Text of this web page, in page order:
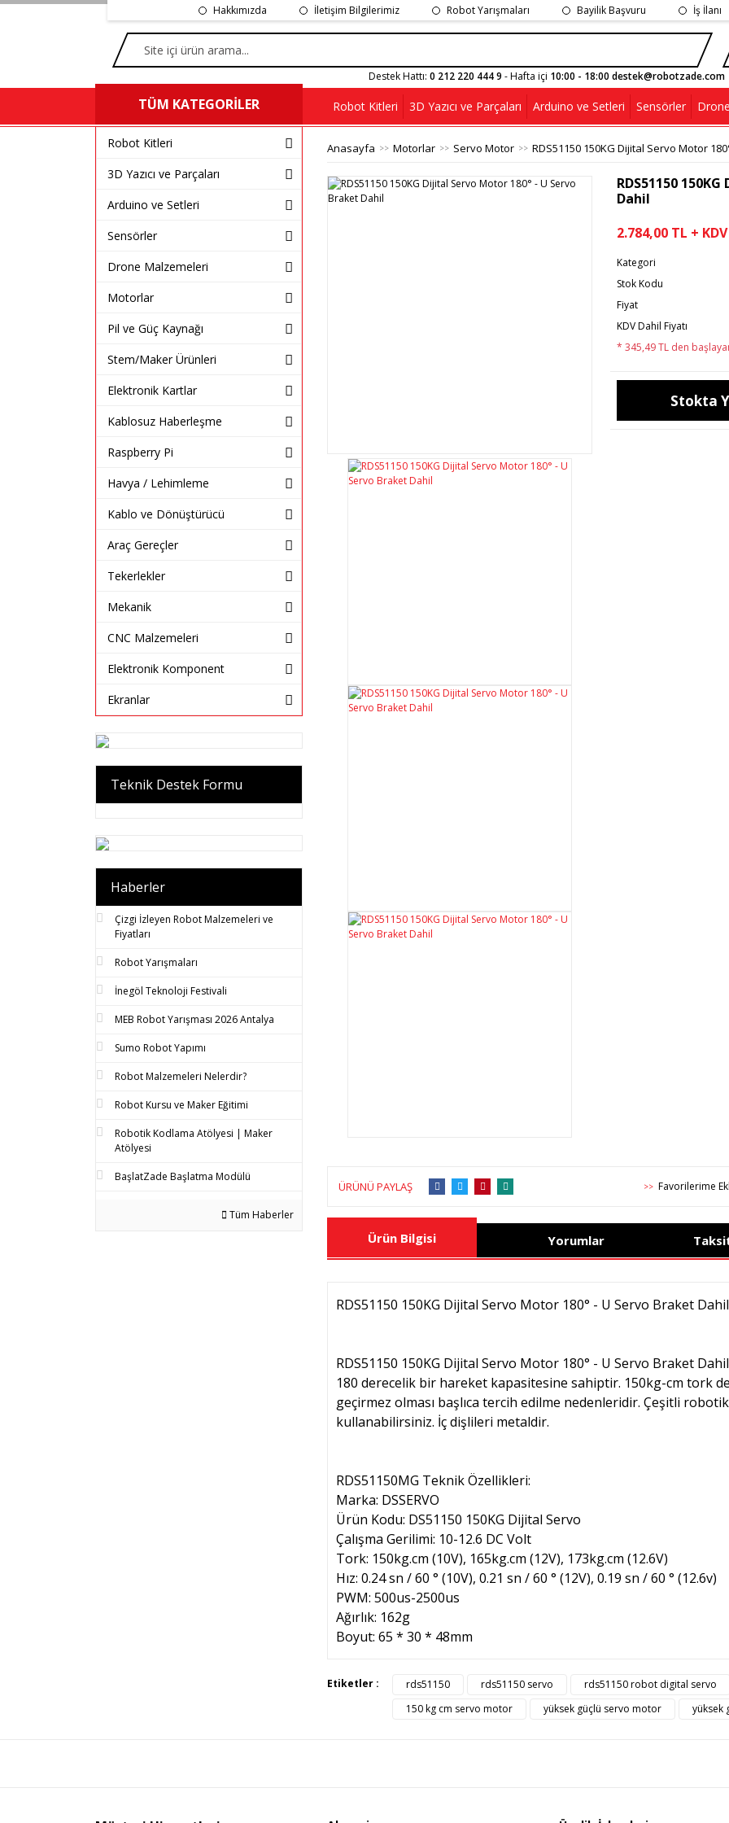
Hakkımızda İletişim Bilgilerimiz Robot Yarışmaları Bayilik Başvuru İş İlanı
Destek Hattı: 0 212 220 444 9 - Hafta içi 10:00 - 18:00 destek@robotzade.com
TÜM KATEGORİLER Robot Kitleri 3D Yazıcı ve Parçaları Arduino ve Setleri Sensörler
Robot Kitleri
3D Yazıcı ve Parçaları
Arduino ve Setleri
Sensörler
Drone Malzemeleri
Motorlar
Pil ve Güç Kaynağı
Stem/Maker Ürünleri
Elektronik Kartlar
Kablosuz Haberleşme
Raspberry Pi
Havya / Lehimleme
Kablo ve Dönüştürücü
Araç Gereçler
Tekerlekler
Mekanik
CNC Malzemeleri
Elektronik Komponent
Ekranlar
Teknik Destek Formu
Haberler
Çizgi İzleyen Robot Malzemeleri ve
Fiyatları
Robot Yarışmaları
İnegöl Teknoloji Festivali
MEB Robot Yarışması 2026 Antalya
Sumo Robot Yapımı
Robot Malzemeleri Nelerdir?
Robot Kursu ve Maker Eğitimi
Robotik Kodlama Atölyesi | Maker
Atölyesi
BaşlatZade Başlatma Modülü
Tüm Haberler
Anasayfa Motorlar Servo Motor RDS51150 150KG Dijital Servo Motor
RDS51150
Dahil
2.784,00 TL + KDV
Kategori
Stok Kodu
Fiyat
KDV Dahil Fiyatı
* 345,49 TL den
Stokta
ÜRÜNÜ PAYLAŞ >>
Ürün Bilgisi Yorumlar
RDS51150 150KG Dijital Servo Motor 180° - U Servo Braket Dahil
RDS51150 150KG Dijital Servo Motor 180° - U Servo Braket
180 derecelik bir hareket kapasitesine sahiptir. 150kg-cm tork
geçirmez olması başlıca tercih edilme nedenleridir. Çeşitli
kullanabilirsiniz. İç dişlileri metaldir.
RDS51150MG Teknik Özellikleri:
Marka: DSSERVO
Ürün Kodu: DS51150 150KG Dijital Servo
Çalışma Gerilimi: 10-12.6 DC Volt
Tork: 150kg.cm (10V), 165kg.cm (12V), 173kg.cm (12.6V)
Hız: 0.24 sn / 60 ° (10V), 0.21 sn / 60 ° (12V), 0.19 sn / 60 ° (12.6v)
PWM: 500us-2500us
Ağırlık: 162g
Boyut: 65 * 30 * 48mm
Bu ürüne ilk yorumu siz
Bu ürünün fiyat bilgisi, resim, ürün açıklamalarında ve diğer konularda
Görüş ve önerileriniz için teşekkür ederiz.
Etiketler : rds51150 rds51150 servo rds51150 robot digital servo
150 kg cm servo motor
yüksek güçlü servo motor yüksek